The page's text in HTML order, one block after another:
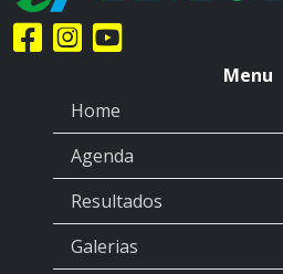
Menu
Home
Agenda
Resultados
Galerias